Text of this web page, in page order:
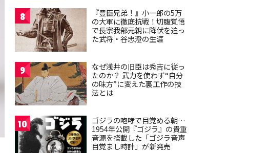
8
『豊臣兄弟！』小一郎の5万
の大軍に徹底抗戦！切腹覚悟
で長宗我部元親に降伏を迫っ
た武将・谷忠澄の生涯
9
なぜ浅井の旧臣は秀吉に従っ
たのか？ 武力を使わず“自分
の味方”に変えた裏工作の技
法とは
10
ゴジラの咆哮で目覚める朝…
1954年公開『ゴジラ』の貴重
音源を搭載した「ゴジラ音声
目覚まし時計」が新発売